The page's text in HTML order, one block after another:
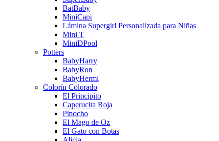
BatBaby
MiniCapi
Lámina Supergirl Personalizada para Niñas
Mini T
MiniDPool
Potters
BabyHarry
BabyRon
BabyHermi
Colorín Colorado
El Principito
Caperucita Roja
Pinocho
El Mago de Oz
El Gato con Botas